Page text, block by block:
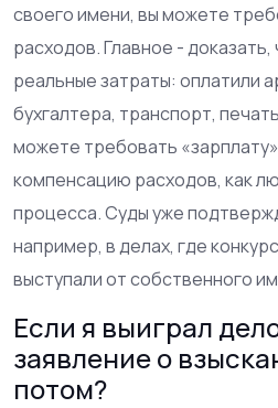
своего имени, вы можете
расходов. Главное -
реальные затраты: оплатили
бухгалтера, транспорт,
можете требовать
компенсацию расходов, как
процесса. Суды уже
например, в делах, где
выступали от собственного
Если я выиграл
заявление о
потом?